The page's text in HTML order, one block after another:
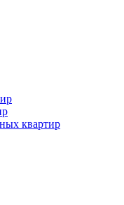
квартир